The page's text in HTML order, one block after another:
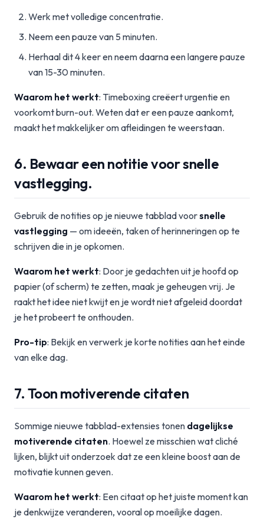
Werk met volledige concentratie.
Neem een pauze van 5 minuten.
Herhaal dit 4 keer en neem daarna een langere pauze
van 15-30 minuten.
Waarom het werkt: Timeboxing creëert urgentie en
voorkomt burn-out. Weten dat er een pauze aankomt,
maakt het makkelijker om afleidingen te weerstaan.
6. Bewaar een notitie voor snelle
vastlegging.
Gebruik de notities op je nieuwe tabblad voorsnelle
vastlegging — om ideeën, taken of herinneringen op te
schrijven die in je opkomen.
Waarom het werkt: Door je gedachten uit je hoofd op
papier (of scherm) te zetten, maak je geheugen vrij. Je
raakt het idee niet kwijt en je wordt niet afgeleid doordat
je het probeert te onthouden.
Pro-tip: Bekijk en verwerk je korte notities aan het einde
van elke dag.
7. Toon motiverende citaten
Sommige nieuwe tabblad-extensies tonen dagelijkse
motiverende citaten. Hoewel ze misschien wat cliché
lijken, blijkt uit onderzoek dat ze een kleine boost aan de
motivatie kunnen geven.
Waarom het werkt: Een citaat op het juiste moment kan
je denkwijze veranderen, vooral op moeilijke dagen.